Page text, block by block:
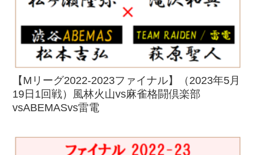
【Mリーグ2022-2023ファイナル】（2023年5月
19日1回戦）風林火山vs麻雀格闘倶楽部
vsABEMASvs雷電